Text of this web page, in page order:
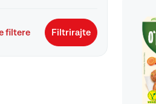
filtere Filtrirajte